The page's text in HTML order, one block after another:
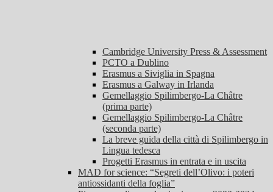
Cambridge University Press & Assessment
PCTO a Dublino
Erasmus a Siviglia in Spagna
Erasmus a Galway in Irlanda
Gemellaggio Spilimbergo-La Châtre
(prima parte)
Gemellaggio Spilimbergo-La Châtre
(seconda parte)
La breve guida della città di Spilimbergo in
Lingua tedesca
Progetti Erasmus in entrata e in uscita
MAD for science: “Segreti dell’Olivo: i poteri
antiossidanti della foglia”